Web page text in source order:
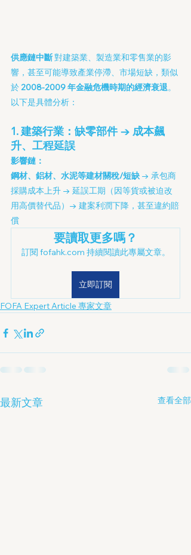
供應鏈中斷 對建築業、製造業和零售業的影
響，甚至可能導致產業停滯、市場短缺，類似
於 2008-2009 年金融危機時期的經濟衰退。
以下是具體分析：
1. 建築行業：缺零部件 → 成本飆
升、工程延誤
影響鏈：
鋼材、鋁材、水泥等建材關稅/短缺 → 承包商
採購成本上升 → 延誤工期（因等貨或被迫改
用高價替代品）→ 建案利潤下降，甚至違約賠
償
要讀取更多嗎？
訂閱 fofahk.com 持續閱讀此專屬文章。
立即訂閱
FOFA Expert Article 專家文章
最新文章 查看全部